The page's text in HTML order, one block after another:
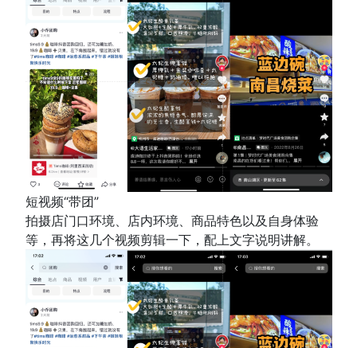
短视频“带团”
拍摄店门口环境、店内环境、商品特色以及自身体验
等，再将这几个视频剪辑一下，配上文字说明讲解。